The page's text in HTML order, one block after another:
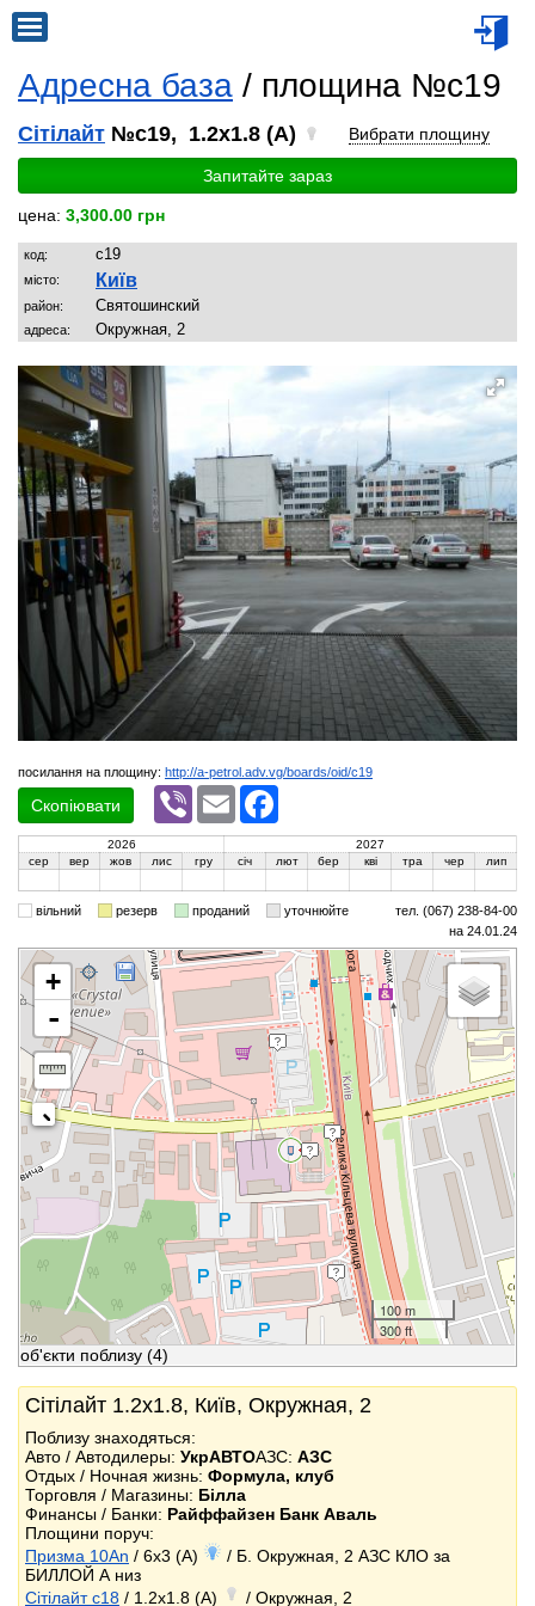
Адресна база / площина №c19
Сітілайт №c19, 1.2x1.8 (A) Вибрати площину
Запитайте зараз
цена: 3,300.00 грн
код: c19
місто: Київ
район: Святoшинский
адреса: Окружная, 2
посилання на площину: http://a-petrol.adv.vg/boards/oid/c19
Скопіювати
Viber Email
2026
2027
сер
вер жов лис гру січ лют бер кві тра чер лип
вільний резерв проданий уточнюйте
тел. (067) 238-84-00
на 24.01.24
+
-
100 m
300 ft
об'єкти поблизу (4)
Сітілайт 1.2x1.8, Київ, Окружная, 2
Поблизу знаходяться:
Авто / Автодилеры: УкрАВТОАЗС: АЗС
Отдых / Ночная жизнь: Формула, клуб
Торговля / Магазины: Білла
Финансы / Банки: Райффайзен Банк Аваль
Площини поруч:
Призма 10An / 6x3 (A)
/ Б. Окружная, 2 АЗС КЛО за
БИЛЛОЙ А низ
Сітілайт c18 / 1.2x1.8 (A) / Окружная, 2